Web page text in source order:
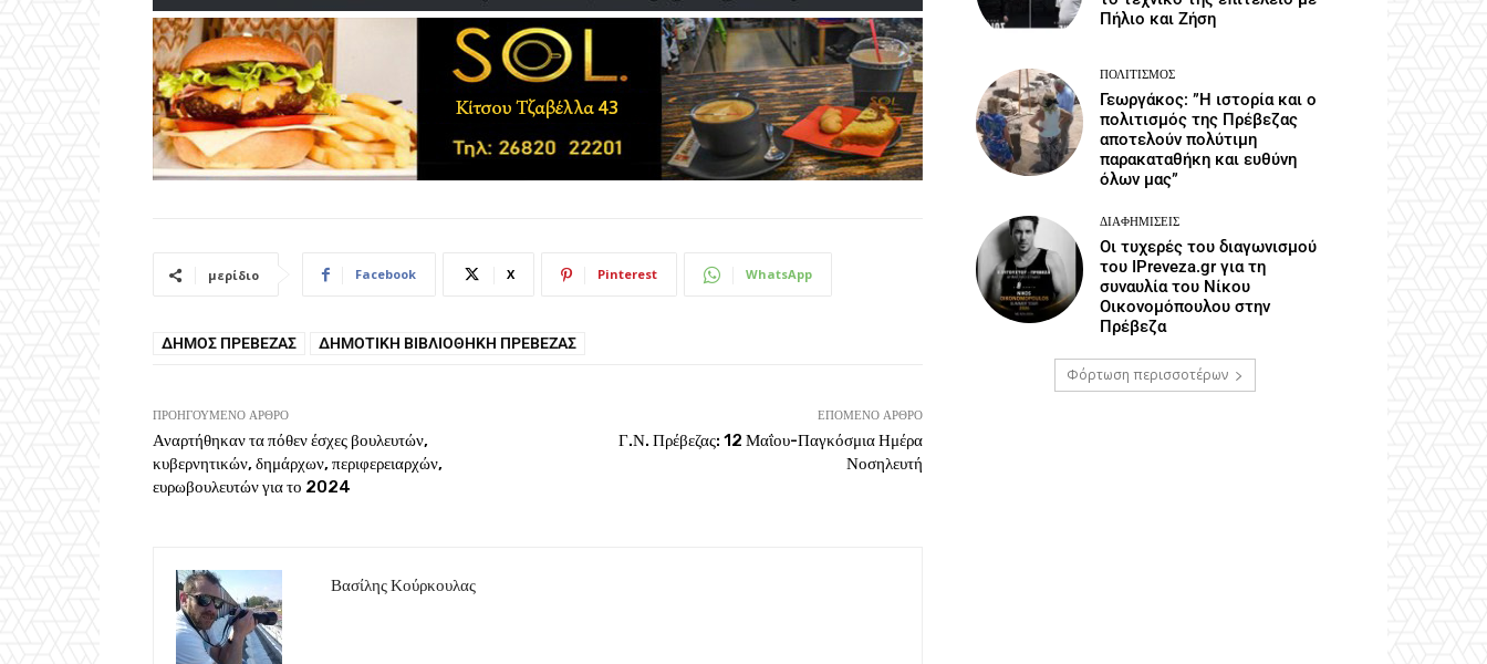
μερίδιο Facebook X Pinterest WhatsApp
ΔΉΜΟΣ ΠΡΈΒΕΖΑΣ ΔΗΜΟΤΙΚΉ ΒΙΒΛΙΟΘΉΚΗ ΠΡΈΒΕΖΑΣ
ΠΡΟΗΓΟΎΜΕΝΟ ΆΡΘΡΟ
Αναρτήθηκαν τα πόθεν έσχες βουλευτών,
κυβερνητικών, δημάρχων, περιφερειαρχών,
ευρωβουλευτών για το 2024
ΕΠΌΜΕΝΟ ΆΡΘΡΟ
Γ.Ν. Πρέβεζας: 12 Μαΐου-Παγκόσμια Ημέρα
Νοσηλευτή
Βασίλης Κούρκουλας
Πήλιο και Ζήση
ΠΟΛΙΤΙΣΜΌΣ
Γεωργάκος: ”Η ιστορία και ο
πολιτισμός της Πρέβεζας
αποτελούν πολύτιμη
παρακαταθήκη και ευθύνη
όλων μας”
ΔΙΑΦΗΜΊΣΕΙΣ
Οι τυχερές του διαγωνισμού
του IPreveza.gr για τη
συναυλία του Νίκου
Οικονομόπουλου στην
Πρέβεζα
Φόρτωση περισσοτέρων